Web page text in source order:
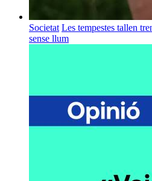
Societat Les tempestes tallen
sense llum